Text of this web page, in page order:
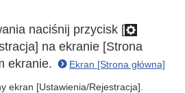
naciśnij przycisk [
na ekranie [Strona
ekranie.
Ekran [Strona główna]
ekran [Ustawienia/Rejestracja].